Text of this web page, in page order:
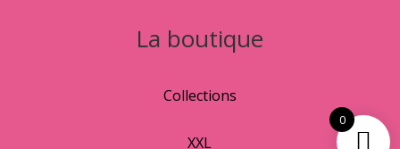
La boutique
Collections
XXL
0